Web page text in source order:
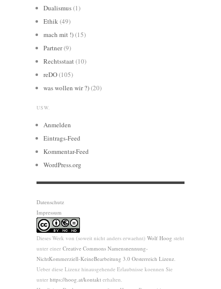
Dualismus(1)
Ethik(49)
mach mit !)(15)
Partner(9)
Rechtsstaat(10)
reDO(105)
was wollen wir ?)(20)
USW.
Anmelden
Eintrags-Feed
Kommentar-Feed
WordPress.org
Datenschutz
Impressum
Dieses Werk von (soweit nicht anders erwaehnt) Wolf Hoog steht
unter einer Creative Commons Namensnennung-
NichtKommerziell-KeineBearbeitung 3.0 Oesterreich Lizenz.
Ueber diese Lizenz hinausgehende Erlaubnisse koennen Sie
unter https://hoog.at/kontakt erhalten.